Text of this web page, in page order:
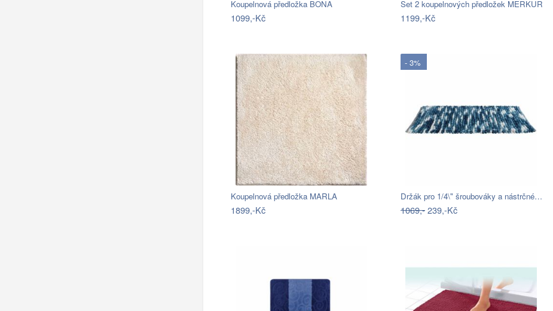
Koupelnová předložka BONA
1099,-Kč
Set 2 koupelnových předložek MERKUR
1199,-Kč
Koupelnová předložka MARLA
1899,-Kč
- 3%
Držák pro 1/4\" šroubováky a nástrčné…
1069,-239,-Kč